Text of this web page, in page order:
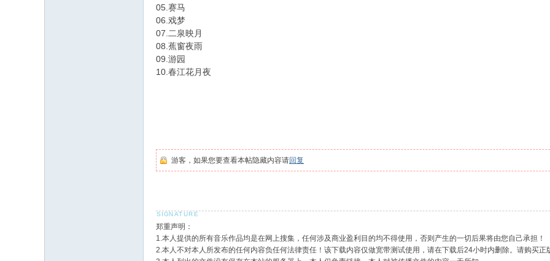
05.赛马
06.戏梦
07.二泉映月
08.蕉窗夜雨
09.游园
10.春江花月夜
游客，如果您要查看本帖隐藏内容请回复
郑重声明：
1.本人提供的所有音乐作品均是在网上搜集，任何涉及商业盈利目的均不得使用，否则产生的一切后果将由您自己承担！
2.本人不对本人所发布的任何内容负任何法律责任！该下载内容仅做宽带测试使用，请在下载后24小时内删除。请购买正